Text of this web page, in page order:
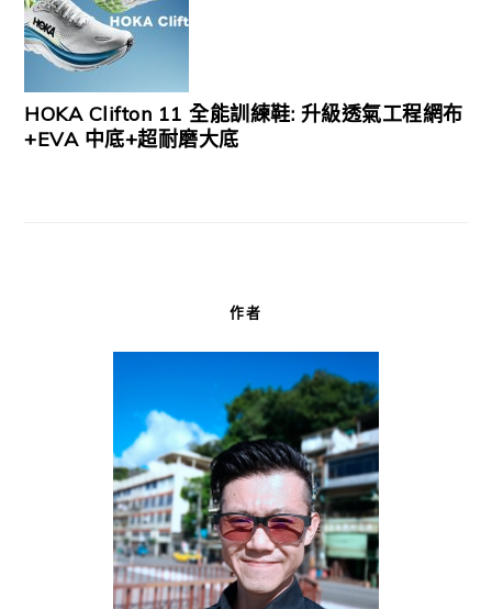
HOKA Clifton 11 全能訓練鞋: 升級透氣工程網布
+EVA 中底+超耐磨大底
作者